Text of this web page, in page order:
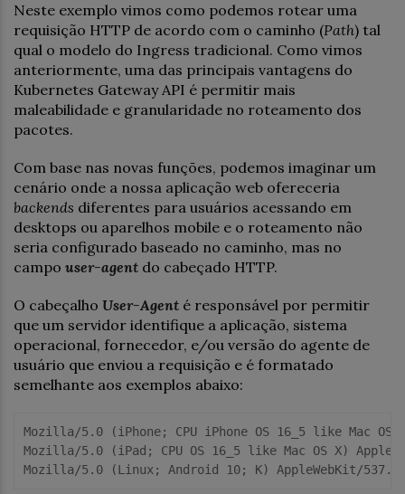
Neste exemplo vimos como podemos rotear uma
requisição HTTP de acordo com o caminho (Path) tal
qual o modelo do Ingress tradicional. Como vimos
anteriormente, uma das principais vantagens do
Kubernetes Gateway API é permitir mais
maleabilidade e granularidade no roteamento dos
pacotes.
Com base nas novas funções, podemos imaginar um
cenário onde a nossa aplicação web ofereceria
backends diferentes para usuários acessando em
desktops ou aparelhos mobile e o roteamento não
seria configurado baseado no caminho, mas no
campo user-agent do cabeçado HTTP.
O cabeçalho User-Agent é responsável por permitir
que um servidor identifique a aplicação, sistema
operacional, fornecedor, e/ou versão do agente de
usuário que enviou a requisição e é formatado
semelhante aos exemplos abaixo:
Mozilla/5.0 (iPhone; CPU iPhone OS 16 _5 like Mac OS
Mozilla/5.0 (iPad; CPU OS 16 _5 like Mac OS X)
Mozilla/5.0 (Linux; Android 10; K) AppleWebKit/